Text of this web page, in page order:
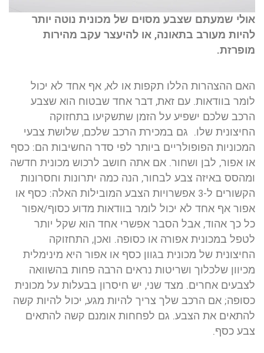
אולי שמעתם שצבע מסוים של מכונית נוטה יותר
להיות מעורב בתאונה, או להיעצר עקב מהירות
מופרזת.
האם ההצהרות הללו תקפות או לא, אף אחד לא יכול
לומר בוודאות. עם זאת, דבר אחד שבטוח הוא שצבע
הרכב שלכם ישפיע על הזמן שתשקיעו בתחזוקה
החיצונית שלו. גם במכירת הרכב שלכם, שלושת צבעי
המכוניות הפופולריים ביותר לפי סדר החשיבות הם: כסף
או אפור, לבן ושחור. אם אתה חושב לרכוש מכונית חדשה
ומהסס באיזה צבע לבחור, הנה כמה יתרונות וחסרונות
הקשורים ל-3 אפשרויות הצבע המובילות האלה: כסף או
אפור אף אחד לא יכול לומר בוודאות מדוע כסוף/אפור
כל כך אהוד, אבל הסבר אפשרי אחד הוא שקל יותר
לטפל במכונית אפורה או כסופה. ואכן, התחזוקה
החיצונית של מכונית בגוון כסף או אפור היא מינימלית
מכיוון שלכלוך ושריטות נראים הרבה פחות בהשוואה
לצבעים אחרים. מצד שני, יש חיסרון בבעלות על מכונית
כסופה; אם הרכב שלך צריך להיות מגע, יכול להיות קשה
להתאים את הצבע. גם לפחחות אומנם קשה להתאים
צבע כסף.